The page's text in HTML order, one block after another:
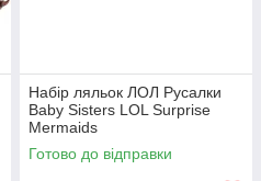
Набір ляльок ЛОЛ Русалки
Baby Sisters LOL Surprise
Mermaids
Готово до відправки